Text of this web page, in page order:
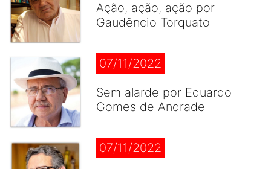
Ação, ação, ação por
Gaudêncio Torquato
07/11/2022
Sem alarde por Eduardo
Gomes de Andrade
07/11/2022